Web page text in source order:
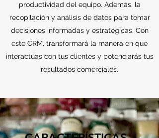
productividad del equipo. Además, la
recopilación y análisis de datos para tomar
decisiones informadas y estratégicas. Con
este CRM, transformará la manera en que
interactúas con tus clientes y potenciarás tus
resultados comerciales.